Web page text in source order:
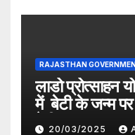
RAJASTHAN
लाडो प्रोत्साहन
में बेटी के जन्म
देगी सरकार
20/03/2025